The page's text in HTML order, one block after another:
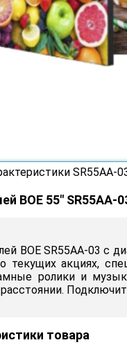
SR55AA-
BOE 55" SR55AA-
BOE SR55AA-03 с
текущих акциях,
ролики и
товара